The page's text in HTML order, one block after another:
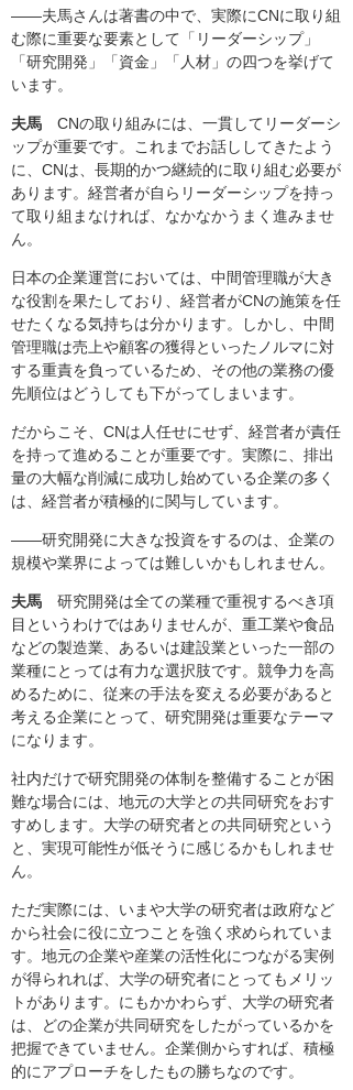
――夫馬さんは著書の中で、実際にCNに取り組
む際に重要な要素として「リーダーシップ」
「研究開発」「資金」「人材」の四つを挙げて
います。
夫馬 CNの取り組みには、一貫してリーダーシ
ップが重要です。これまでお話ししてきたよう
に、CNは、長期的かつ継続的に取り組む必要が
あります。経営者が自らリーダーシップを持っ
て取り組まなければ、なかなかうまく進みませ
ん。
日本の企業運営においては、中間管理職が大き
な役割を果たしており、経営者がCNの施策を任
せたくなる気持ちは分かります。しかし、中間
管理職は売上や顧客の獲得といったノルマに対
する重責を負っているため、その他の業務の優
先順位はどうしても下がってしまいます。
だからこそ、CNは人任せにせず、経営者が責任
を持って進めることが重要です。実際に、排出
量の大幅な削減に成功し始めている企業の多く
は、経営者が積極的に関与しています。
――研究開発に大きな投資をするのは、企業の
規模や業界によっては難しいかもしれません。
夫馬 研究開発は全ての業種で重視するべき項
目というわけではありませんが、重工業や食品
などの製造業、あるいは建設業といった一部の
業種にとっては有力な選択肢です。競争力を高
めるために、従来の手法を変える必要があると
考える企業にとって、研究開発は重要なテーマ
になります。
社内だけで研究開発の体制を整備することが困
難な場合には、地元の大学との共同研究をおす
すめします。大学の研究者との共同研究という
と、実現可能性が低そうに感じるかもしれませ
ん。
ただ実際には、いまや大学の研究者は政府など
から社会に役に立つことを強く求められていま
す。地元の企業や産業の活性化につながる実例
が得られれば、大学の研究者にとってもメリッ
トがあります。にもかかわらず、大学の研究者
は、どの企業が共同研究をしたがっているかを
把握できていません。企業側からすれば、積極
的にアプローチをしたもの勝ちなのです。